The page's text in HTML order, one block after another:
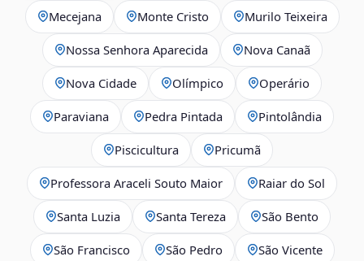
Mecejana Monte Cristo Murilo Teixeira
Nossa Senhora Aparecida Nova Canaã
Nova Cidade Olímpico Operário
Paraviana Pedra Pintada Pintolândia
Piscicultura Pricumã
Professora Araceli Souto Maior Raiar do Sol
Santa Luzia Santa Tereza São Bento
São Francisco São Pedro São Vicente